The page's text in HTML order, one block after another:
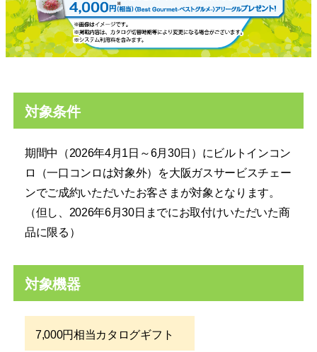
対象条件
期間中（2026年4月1日～6月30日）にビルトインコン
ロ（一口コンロは対象外）を大阪ガスサービスチェー
ンでご成約いただいたお客さまが対象となります。
（但し、2026年6月30日までにお取付けいただいた商
品に限る）
対象機器
7,000円相当カタログギフト